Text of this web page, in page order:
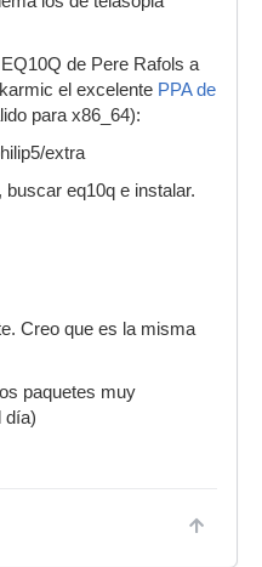
de Pere Rafols a
el excelente PPA de
para x86_64):
extra
eq10q e instalar.
Creo que es la misma
paquetes muy
día)